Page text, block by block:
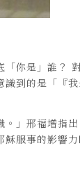
你是」誰？
到的是「『
」邢福增指
服事的影響